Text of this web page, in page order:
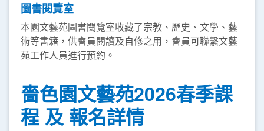
圖書閱覽室
本園文藝苑圖書閱覽室收藏了宗教、歷史、文學、藝
術等書籍，供會員閱讀及自修之用，會員可聯繫文藝
苑工作人員進行預約。
嗇色園文藝苑2026春季課
程 及 報名詳情